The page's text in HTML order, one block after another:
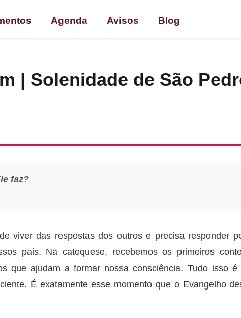
Agenda Avisos Blog
| Solenidade de São
faz?
viver das respostas dos outros e precisa responder
pais. Na catequese, recebemos os primeiros
que ajudam a formar nossa consciência. Tudo isso é
É exatamente esse momento que o Evangelho